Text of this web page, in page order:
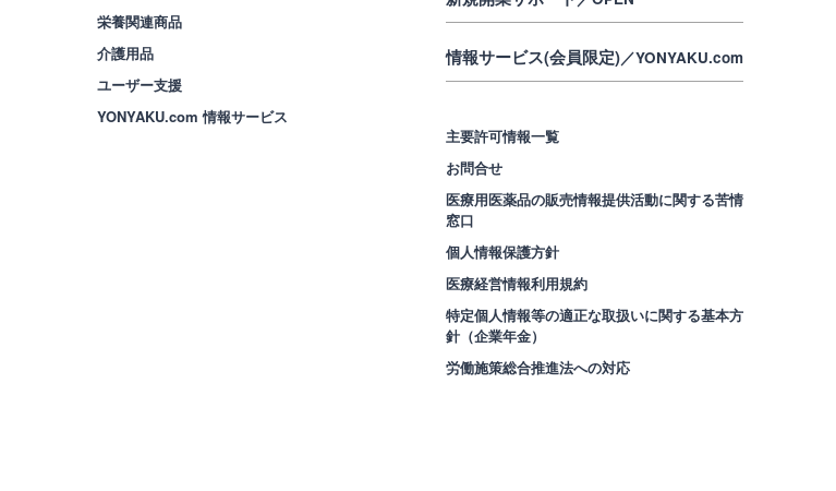
栄養関連商品
介護用品
ユーザー支援
YONYAKU.com 情報サービス
情報サービス(会員限定)／YONYAKU.com
主要許可情報一覧
お問合せ
医療用医薬品の販売情報提供活動に関する苦情
窓口
個人情報保護方針
医療経営情報利用規約
特定個人情報等の適正な取扱いに関する基本方
針（企業年金）
労働施策総合推進法への対応